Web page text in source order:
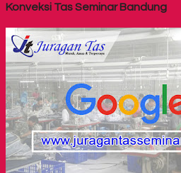
Konveksi Tas Seminar Bandung